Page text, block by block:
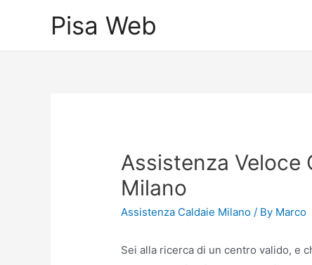
Pisa Web
Assistenza Veloce
Milano
Assistenza Caldaie Milano / By Marco
Sei alla ricerca di un centro valido, e